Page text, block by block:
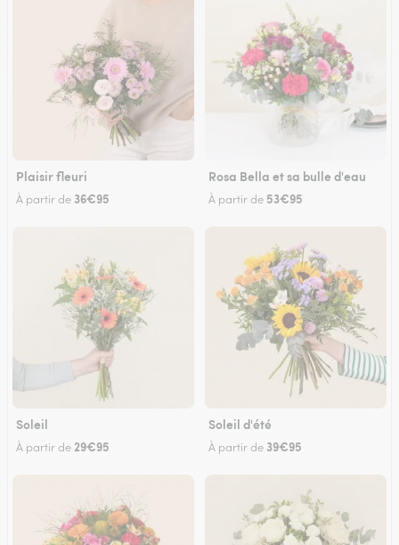
Plaisir fleuri
À partir de 36€95
Rosa Bella et sa bulle d'eau
À partir de 53€95
Soleil
À partir de 29€95
Soleil d'été
À partir de 39€95